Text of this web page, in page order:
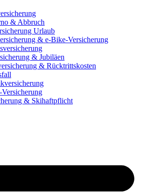
& Abbruch
Urlaub
& e-Bike-Versicherung
& Jubiläen
& Rücktrittskosten
& Skihaftpflicht